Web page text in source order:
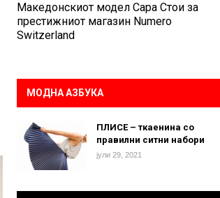
Македонскиот модел Сара Стои за
престижниот магазин Numero
Switzerland
МОДНА АЗБУКА
ПЛИСЕ – ткаенина со
правилни ситни набори
јули 29, 2021